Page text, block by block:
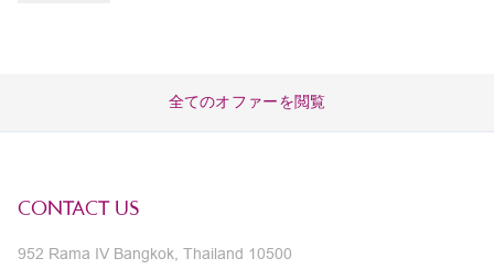
全てのオファーを閲覧
CONTACT US
952 Rama IV Bangkok, Thailand 10500